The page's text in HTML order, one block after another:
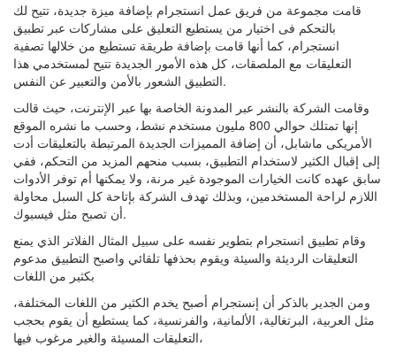
قامت مجموعة من فريق عمل انستجرام بإضافة ميزة جديدة، تتيح لك
بالتحكم فى اختيار من يستطيع التعليق على مشاركات عبر تطبيق
انستجرام، كما أنها قامت بإضافة طريقة تستطيع من خلالها تصفية
التعليقات مع الملصقات، كل هذه الأمور الجديدة تتيح لمستخدمي هذا
التطبيق الشعور بالأمن والتعبير عن النفس.
وقامت الشركة بالنشر عبر المدونة الخاصة بها عبر الإنترنت، حيث قالت
إنها تمتلك حوالي 800 مليون مستخدم نشط، وحسب ما نشره الموقع
الأمريكى ماشابل، أن إضافة المميزات الجديدة المرتبطة بالتعليقات أدت
إلى إقبال الكثير لاستخدام التطبيق، بسبب منحهم المزيد من التحكم، ففي
سابق عهده كانت الخيارات الموجودة غير مرنة، ولا يمكنها أم توفر الأدوات
اللازم لراحة المستخدمين، وبذلك تهدف الشركة بإتاحة كل السبل محاولة
أن تصبح مثل فيسبوك.
وقام تطبيق انستجرام بتطوير نفسه على سبيل المثال الفلاتر الذي يمنع
التعليقات الرديئة والسيئة ويقوم بحذفها تلقائي واصبح التطبيق مدعوم
بكثير من اللغات
ومن الجدير بالذكر أن إنستجرام أصبح يخدم الكثير من اللغات المختلفة،
مثل العربية، البرتغالية، الألمانية، والفرنسية، كما يستطيع أن يقوم بحجب
التعليقات المسيئة والغير مرغوب فيها،